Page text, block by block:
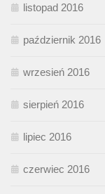
listopad 2016
październik 2016
wrzesień 2016
sierpień 2016
lipiec 2016
czerwiec 2016